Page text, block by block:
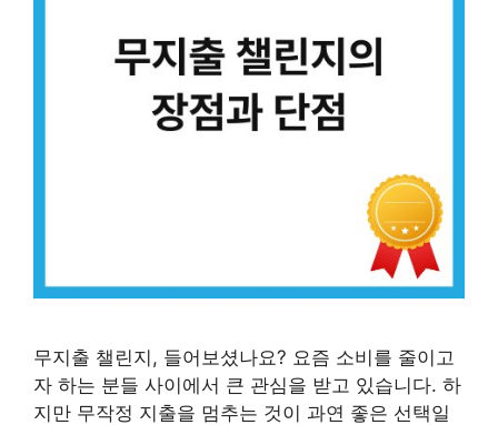
무지출 챌린지, 들어보셨나요? 요즘 소비를 줄이고
자 하는 분들 사이에서 큰 관심을 받고 있습니다. 하
지만 무작정 지출을 멈추는 것이 과연 좋은 선택일